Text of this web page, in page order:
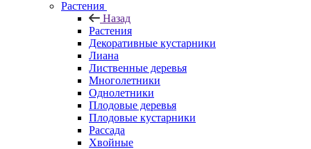
Растения
Назад
Растения
Декоративные кустарники
Лиана
Лиственные деревья
Многолетники
Однолетники
Плодовые деревья
Плодовые кустарники
Рассада
Хвойные